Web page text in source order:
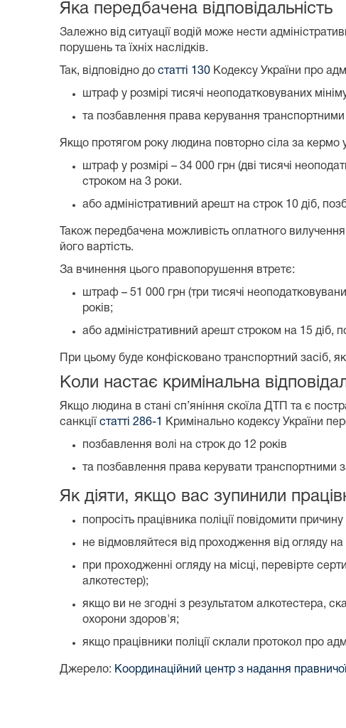
Яка передбачена відповідальність
Залежно від ситуації водій може нести
порушень та їхніх наслідків.
Так, відповідно до статті 130 Кодексу України про
штраф у розмірі тисячі неоподатковуваних
та позбавлення права керування
Якщо протягом року людина повторно сіла за кермо у
штраф у розмірі – 34 000 грн (дві тисячі
строком на 3 роки.
або адміністративний арешт на строк 10 діб,
Також передбачена можливість оплатного
його вартість.
За вчинення цього правопорушення втретє:
штраф – 51 000 грн (три тисячі
років;
або адміністративний арешт строком на 15 діб,
При цьому буде конфісковано транспортний засіб,
Коли настає кримінальна
Якщо людина в стані сп’яніння скоїла ДТП та є
санкції статті 286-1 Кримінально кодексу України
позбавлення волі на строк до 12 років
та позбавлення права керувати транспортними
Як діяти, якщо вас зупинили
попросіть працівника поліції повідомити
не відмовляйтеся від проходження від огляду на
при проходженні огляду на місці, перевірте
алкотестер);
якщо ви не згодні з результатом алкотестера,
охорони здоров'я;
якщо працівники поліції склали протокол про
Джерело: Координаційний центр з надання